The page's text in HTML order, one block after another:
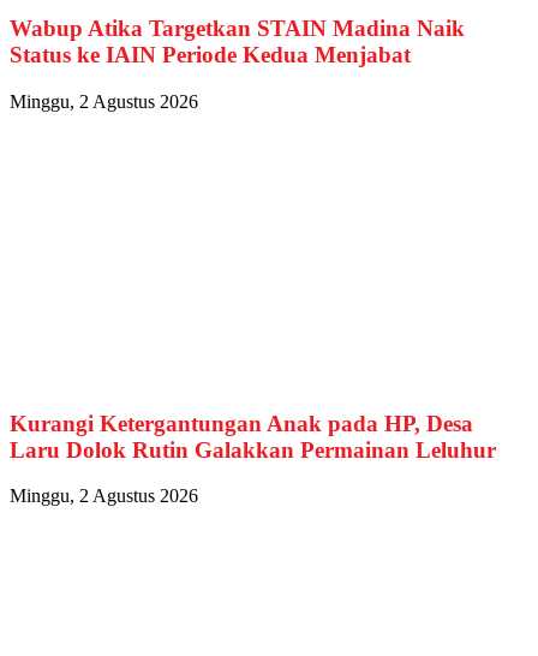
Wabup Atika Targetkan STAIN Madina Naik
Status ke IAIN Periode Kedua Menjabat
Minggu, 2 Agustus 2026
Kurangi Ketergantungan Anak pada HP, Desa
Laru Dolok Rutin Galakkan Permainan Leluhur
Minggu, 2 Agustus 2026